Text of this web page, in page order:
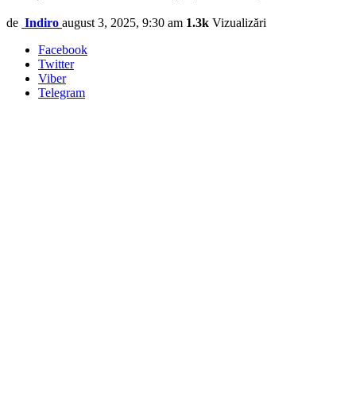
de Indiro august 3, 2025, 9:30 am 1.3k Vizualizări
Facebook
Twitter
Viber
Telegram